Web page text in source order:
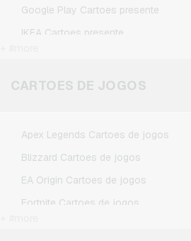
Google Play Cartoes presente
IKEA Cartoes presente
Microsoft Cartoes presente
CARTOES DE JOGOS
Apex Legends Cartoes de jogos
Blizzard Cartoes de jogos
EA Origin Cartoes de jogos
Fortnite Cartoes de jogos